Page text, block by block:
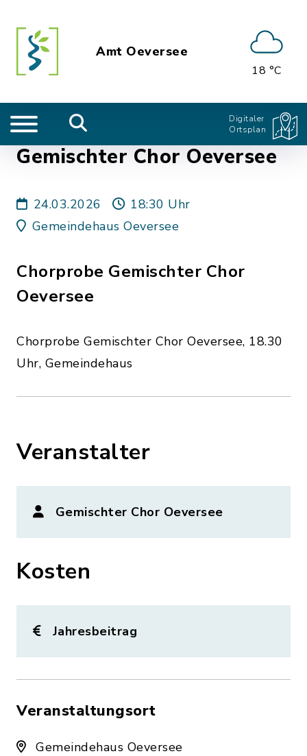
Amt Oeversee
18 °C
Digitaler
Ortsplan
Gemischter Chor Oeversee
24.03.2026
18:30 Uhr
Gemeindehaus Oeversee
Chorprobe Gemischter Chor
Oeversee
Chorprobe Gemischter Chor Oeversee, 18.30
Uhr, Gemeindehaus
Veranstalter
Gemischter Chor Oeversee
Kosten
Jahresbeitrag
Veranstaltungsort
Gemeindehaus Oeversee